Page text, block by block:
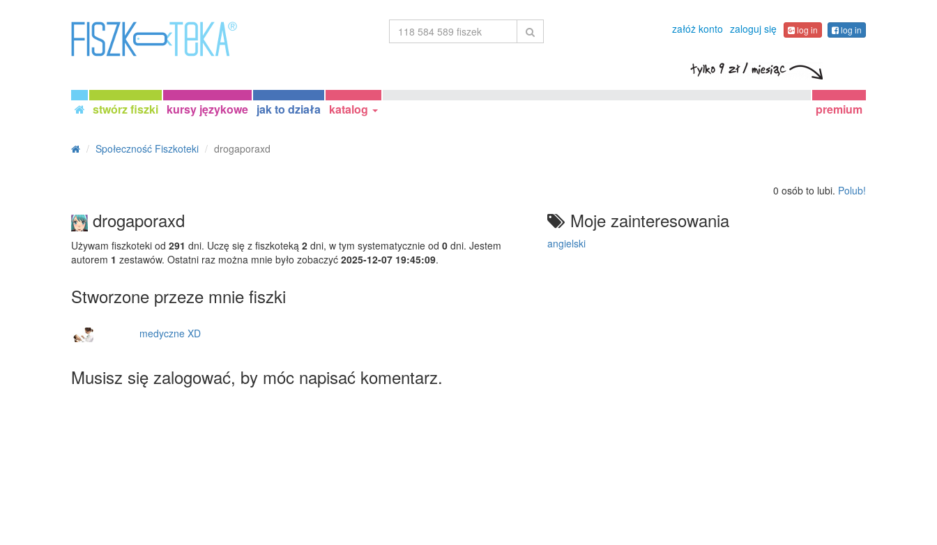
załóż konto zaloguj się log in log in
stwórz fiszki kursy językowe jak to działa katalog premium
Społeczność Fiszkoteki drogaporaxd
0 osób to lubi. Polub!
drogaporaxd
Używam fiszkoteki od 291 dni. Uczę się z fiszkoteką 2 dni, w tym systematycznie od 0 dni. Jestem
autorem 1 zestawów. Ostatni raz można mnie było zobaczyć 2025-12-07 19:45:09.
Moje zainteresowania
angielski
Stworzone przeze mnie fiszki
medyczne XD
Musisz się zalogować, by móc napisać komentarz.